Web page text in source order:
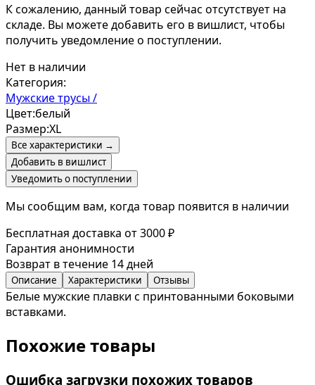
К сожалению, данный товар сейчас отсутствует на
складе. Вы можете добавить его в вишлист, чтобы
получить уведомление о поступлении.
Нет в наличии
Категория:
Мужские трусы /
Цвет:белый
Размер:XL
Все характеристики →
Добавить в вишлист
Уведомить о поступлении
Мы сообщим вам, когда товар появится в наличии
Бесплатная доставка от 3000 ₽
Гарантия анонимности
Возврат в течение 14 дней
Описание Характеристики Отзывы
Белые мужские плавки с принтованными боковыми
вставками.
Похожие товары
Ошибка загрузки похожих товаров